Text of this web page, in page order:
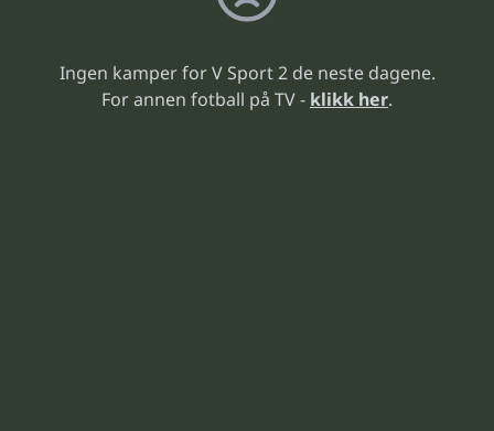
Ingen kamper for V Sport 2 de neste dagene.
For annen fotball på TV - klikk her.